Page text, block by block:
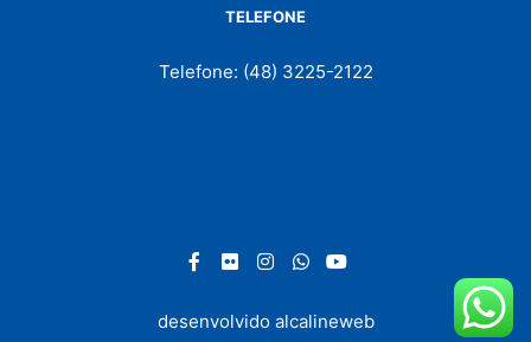
TELEFONE
Telefone: (48) 3225-2122
desenvolvido alcalineweb